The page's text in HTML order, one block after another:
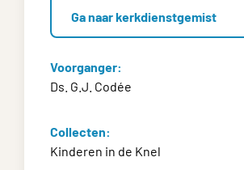
Ga naar kerkdienstgemist
Voorganger:
Ds. G.J. Codée
Collecten:
Kinderen in de Knel